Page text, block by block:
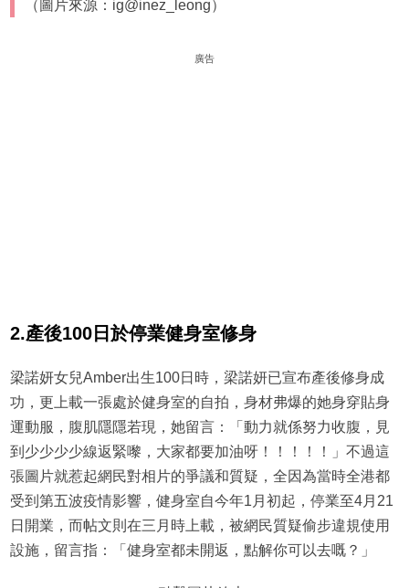
（圖片來源：ig@inez_leong）
廣告
2.產後100日於停業健身室修身
梁諾妍女兒Amber出生100日時，梁諾妍已宣布產後修身成
功，更上載一張處於健身室的自拍，身材弗爆的她身穿貼身
運動服，腹肌隱隱若現，她留言：「動力就係努力收腹，見
到少少少少線返緊嚟，大家都要加油呀！！！！！」不過這
張圖片就惹起網民對相片的爭議和質疑，全因為當時全港都
受到第五波疫情影響，健身室自今年1月初起，停業至4月21
日開業，而帖文則在三月時上載，被網民質疑偷步違規使用
設施，留言指：「健身室都未開返，點解你可以去嘅？」